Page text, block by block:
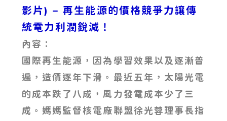
影片)– 再生能源的價格競爭力讓傳
統電力利潤銳減！
內容：
國際再生能源，因為學習效果以及逐漸普
遍，造價逐年下滑。最近五年，太陽光電
的成本跌了八成，風力發電成本少了三
成。媽媽監督核電廠聯盟徐光蓉理事長指